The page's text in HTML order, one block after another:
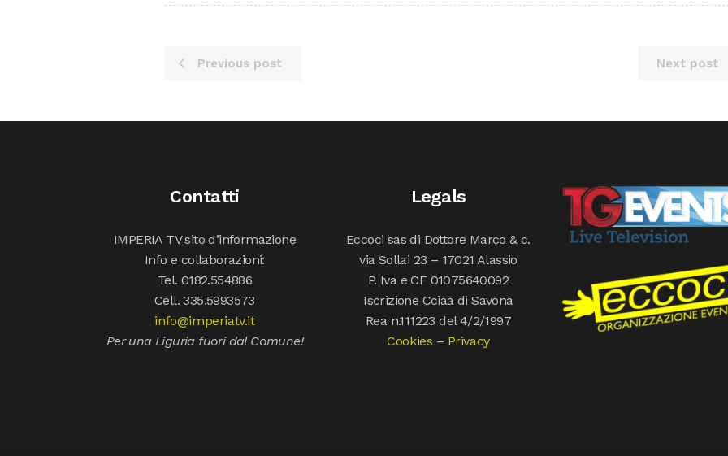
Previous post Next post
Contatti
IMPERIA TV sito d’informazione
Info e collaborazioni:
Tel. 0182.554886
Cell. 335.5993573
info@imperiatv.it
Per una Liguria fuori dal Comune!
Legals
Eccoci sas di Dottore Marco & c.
via Sollai 23 – 17021 Alassio
P. Iva e CF 01075640092
Iscrizione Cciaa di Savona
Rea n.111223 del 4/2/1997
Cookies – Privacy